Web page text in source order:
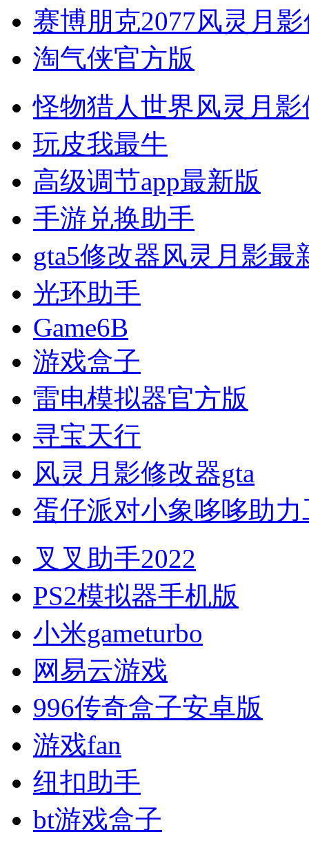
赛博朋克2077风灵月
淘气侠官方版
怪物猎人世界风灵月
玩皮我最牛
高级调节app最新版
手游兑换助手
gta5修改器风灵月影最
光环助手
Game6B
游戏盒子
雷电模拟器官方版
寻宝天行
风灵月影修改器gta
蛋仔派对小象哆哆助力
叉叉助手2022
PS2模拟器手机版
小米gameturbo
网易云游戏
996传奇盒子安卓版
游戏fan
纽扣助手
bt游戏盒子